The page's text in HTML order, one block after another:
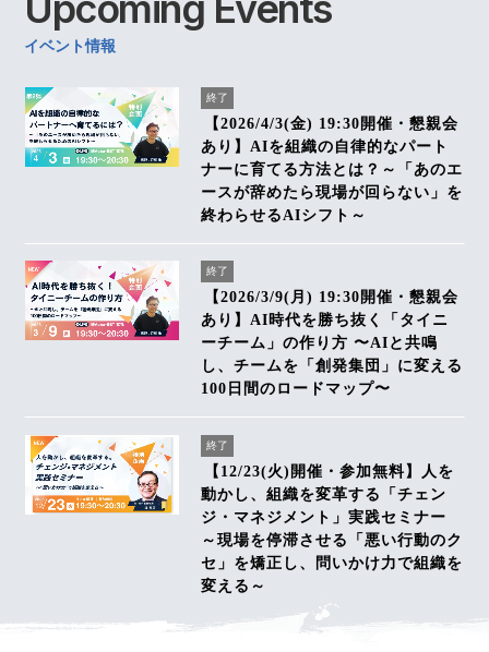
イベント情報
終了
【2026/4/3(金) 19:30開催・懇親会
あり】AIを組織の自律的なパート
ナーに育てる方法とは？～「あのエ
ースが辞めたら現場が回らない」を
終わらせるAIシフト～
終了
【2026/3/9(月) 19:30開催・懇親会
あり】AI時代を勝ち抜く「タイニ
ーチーム」の作り方 〜AIと共鳴
し、チームを「創発集団」に変える
100日間のロードマップ〜
終了
【12/23(火)開催・参加無料】人を
動かし、組織を変革する「チェン
ジ・マネジメント」実践セミナー
～現場を停滞させる「悪い行動のク
セ」を矯正し、問いかけ力で組織を
変える～